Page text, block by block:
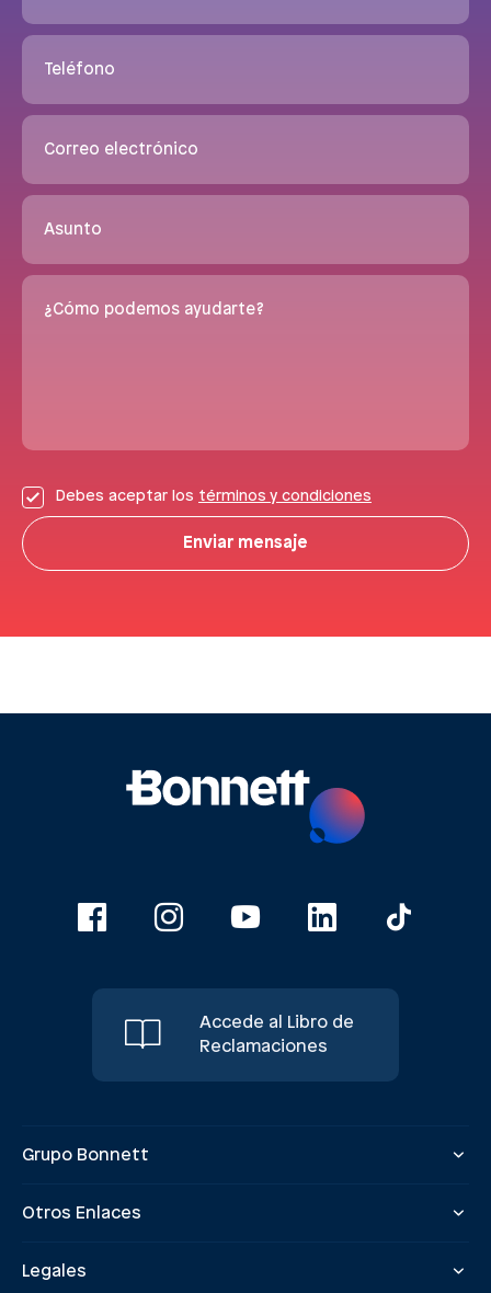
Teléfono
Correo electrónico
Asunto
¿Cómo podemos ayudarte?
Debes aceptar los términos y condiciones
Enviar mensaje
Accede al Libro de
Reclamaciones
Grupo Bonnett
Otros Enlaces
Legales